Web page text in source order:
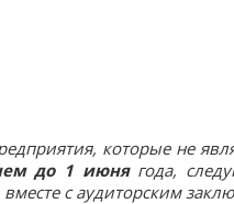
которые не
до 1 июнягода,
вместе с аудиторским